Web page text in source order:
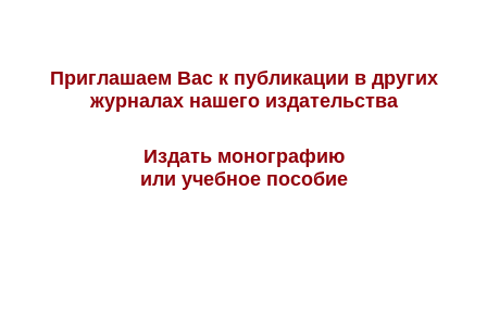
Приглашаем Вас к публикации в других
журналах нашего издательства
Издать монографию
или учебное пособие